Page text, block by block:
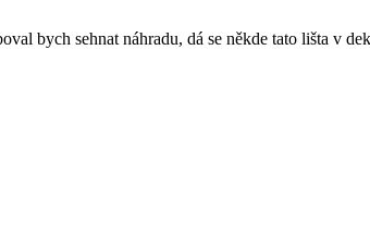
bych sehnat náhradu, dá se někde tato lišta v